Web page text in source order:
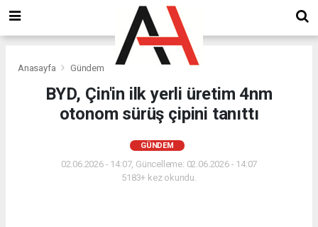
Anasayfa Gündem
BYD, Çin'in ilk yerli üretim 4nm
otonom sürüş çipini tanıttı
GÜNDEM
02.06.2026 - 14:07, Güncelleme: 02.06.2026 - 14:07
5183+ kez okundu.